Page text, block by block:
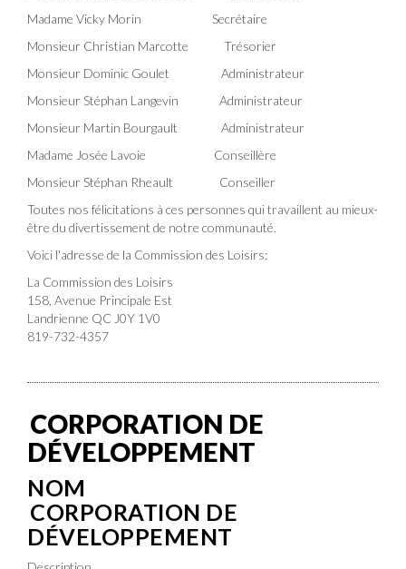
Madame Vicky Morin Secrétaire
Monsieur Christian Marcotte Trésorier
Monsieur Dominic Goulet Administrateur
Monsieur Stéphan Langevin Administrateur
Monsieur Martin Bourgault Administrateur
Madame Josée Lavoie Conseillère
Monsieur Stéphan Rheault Conseiller
Toutes nos félicitations à ces personnes qui travaillent au mieux-
être du divertissement de notre communauté.
Voici l'adresse de la Commission des Loisirs:
La Commission des Loisirs
158, Avenue Principale Est
Landrienne QC J0Y 1V0
819-732-4357
CORPORATION DE
DÉVELOPPEMENT
NOM
CORPORATION DE
DÉVELOPPEMENT